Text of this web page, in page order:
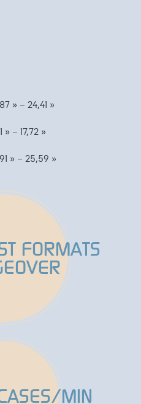
» – 24,41 »
– 17,72 »
» – 25,59 »
FORMATS
MIN